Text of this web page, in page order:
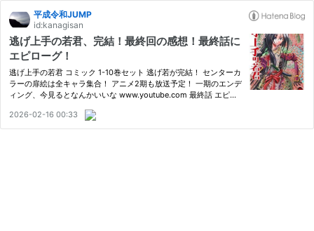
平成令和JUMP
id:kanagisan
逃げ上手の若君、完結！最終回の感想！最終話に
エピローグ！
逃げ上手の若君 コミック 1-10巻セット 逃げ若が完結！ センターカ
ラーの扉絵は全キャラ集合！ アニメ2期も放送予定！ 一期のエンデ
ィング、今見るとなんかいいな www.youtube.com 最終話 エピロ
反映させること！ 滅亡したとしても、彼らの子孫が未来の勝者…
2026-02-16 00:33